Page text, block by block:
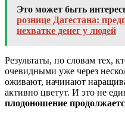
Это может быть
рознице Дагестана:
нехватке денег у людей
Результаты, по словам тех,
очевидными уже через
оживают, начинают
активно цветут. И это не
плодоношение